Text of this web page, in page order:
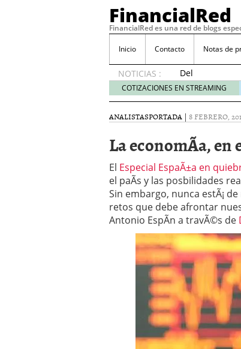
FinancialRed
FinancialRed es una red de blogs
Inicio Contacto Notas de
NOTICIAS :
Del
depósito
a la
cómo
cambiando
gestión
del
ahorro
en
España
Seguros de
descubren
ReseÃ±a de
Operar
29/06/2026
Crear empresa
29/05/2026
CÃ³mo afrontar
26/05/2026
COTIZACIONES EN STREAMING
ANALISTASPORTADA | 8 FEBRERO,
La economÃ­a,
El Especial EspaÃ±a en
el paÃ­s y las posbilidades
Sin embargo, nunca estÃ¡
retos que debe afrontar
Antonio EspÃ­n a travÃ©s de